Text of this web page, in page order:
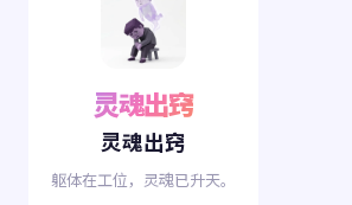
灵魂出窍
灵魂出窍
躯体在工位，灵魂已升天。